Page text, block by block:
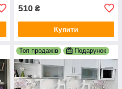
510 ₴
Купити
Топ продажів Подарунок